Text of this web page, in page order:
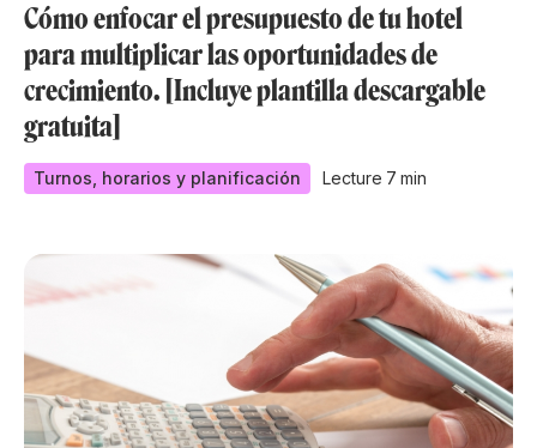
Cómo enfocar el presupuesto de tu hotel
para multiplicar las oportunidades de
crecimiento. [Incluye plantilla descargable
gratuita]
Turnos, horarios y planificación Lecture 7 min